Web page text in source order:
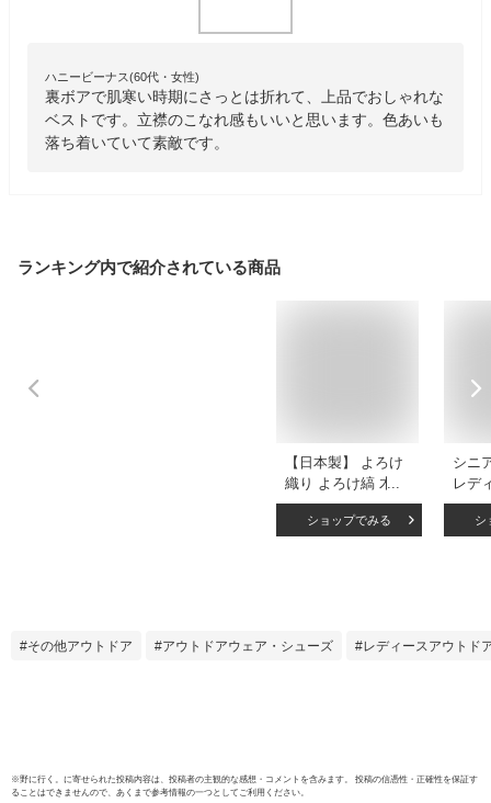
ハニービーナス(60代・女性)
裏ボアで肌寒い時期にさっとは折れて、上品でおしゃれな
ベストです。立襟のこなれ感もいいと思います。色あいも
落ち着いていて素敵です。
ランキング内で紹介されている商品
【日本製】 よろけ
織り よろけ縞 木綿
ベスト 母の日 レデ
ィース ミセス 50代
羽織り 上着
ショップでみる
シニ
レデ
イプ
ベス
シ
その他アウトドア アウトドアウェア・シューズ レディースアウトド
※野に行く。 に寄せられた投稿内容は、投稿者の主観的な感想・コメントを含みます。 投稿の信憑性・正確性を保証す
ることはできませんので、あくまで参考情報の一つとしてご利用ください。